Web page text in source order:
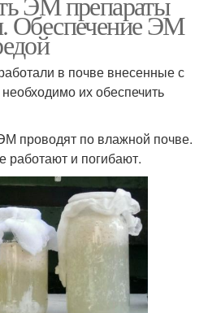
Обеспечение ЭМ
в почве внесенные с
их обеспечить
проводят по влажной почве.
работают и погибают.